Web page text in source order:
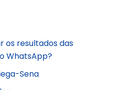
os resultados das
WhatsApp?
Sena